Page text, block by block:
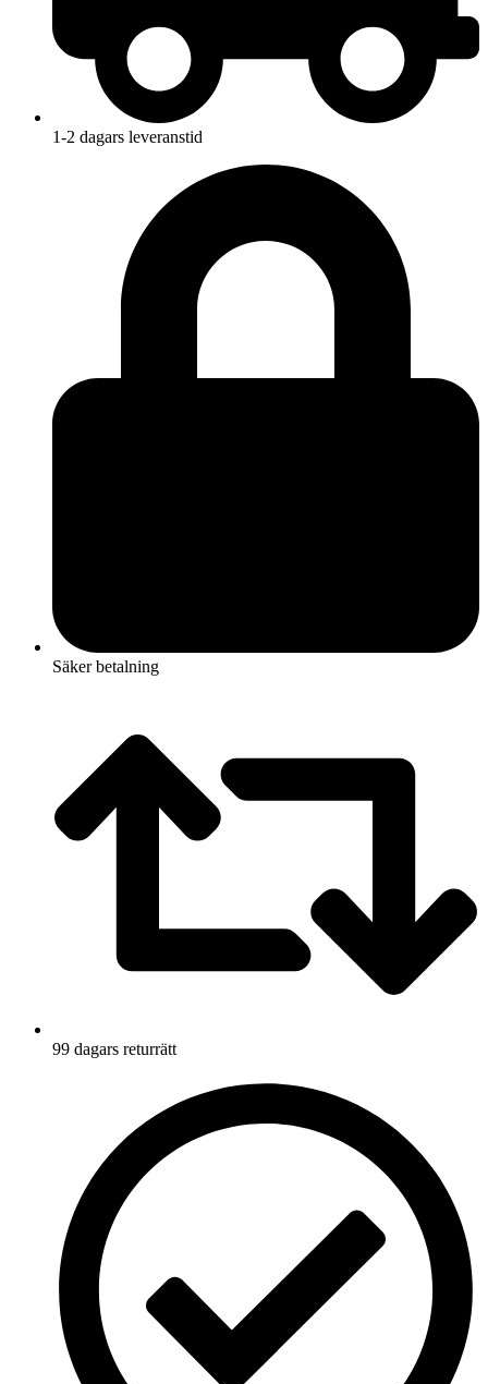
1-2 dagars leveranstid
Säker betalning
99 dagars returrätt